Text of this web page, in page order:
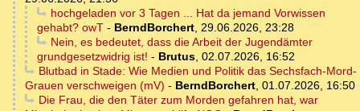
hochgeladen vor 3 Tagen ... Hat da jemand Vorwissen
gehabt? owT - BerndBorchert, 29.06.2026, 23:28
Nein, es bedeutet, dass die Arbeit der Jugendämter
grundgesetzwidrig ist! - Brutus, 02.07.2026, 16:52
Blutbad in Stade: Wie Medien und Politik das Sechsfach-Mord-
Grauen verschweigen (mV) - BerndBorchert, 01.07.2026, 16:50
Die Frau, die den Täter zum Morden gefahren hat, war